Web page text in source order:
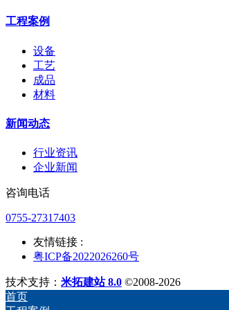
工程案例
设备
工艺
成品
材料
新闻动态
行业资讯
企业新闻
咨询电话
0755-27317403
友情链接 :
粤ICP备2022026260号
技术支持： 米拓建站 8.0 ©2008-2026
首页